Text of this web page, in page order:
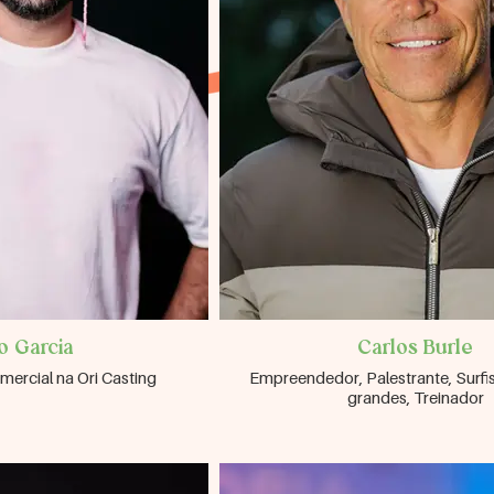
Garcia
na Ori Casting
Carlos Burle
Empreendedor, Palestrante,
grandes, Treinador